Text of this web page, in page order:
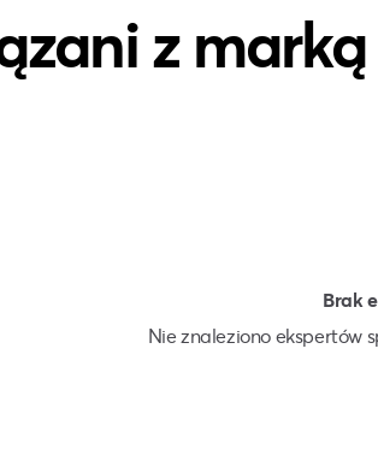
z marką
Brak
Nie znaleziono ekspertów